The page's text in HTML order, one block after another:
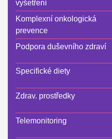
vyšetření
Komplexní onkologická
prevence
Podpora duševního zdraví
Specifické diety
Zdrav. prostředky
Telemonitoring